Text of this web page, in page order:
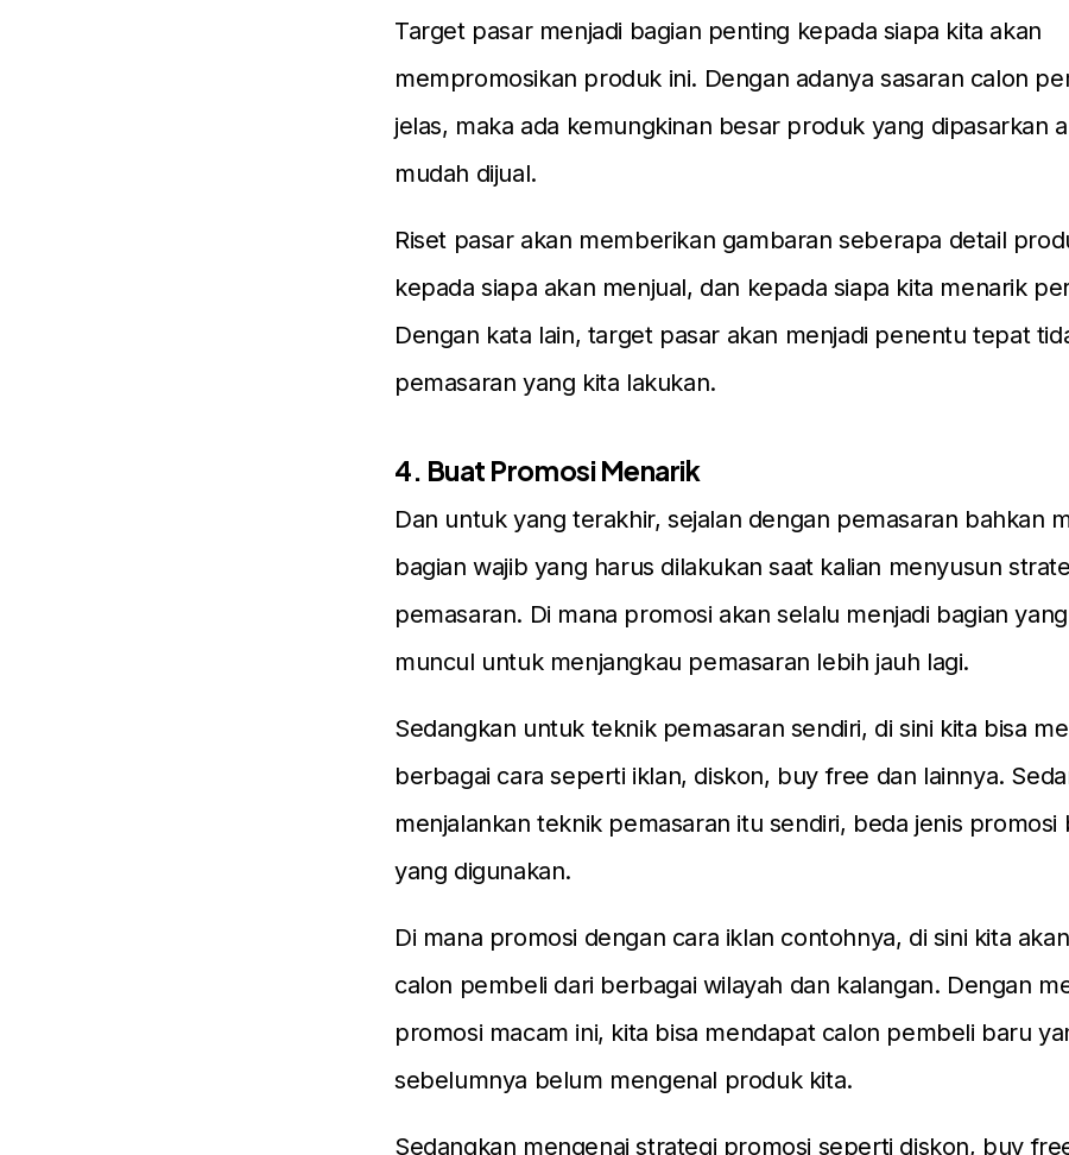
Target pasar menjadi bagian penting kepada siapa kita akan
mempromosikan produk ini. Dengan adanya sasaran calon
jelas, maka ada kemungkinan besar produk yang dipasarkan
mudah dijual.
Riset pasar akan memberikan gambaran seberapa detail
kepada siapa akan menjual, dan kepada siapa kita menarik
Dengan kata lain, target pasar akan menjadi penentu tepat
pemasaran yang kita lakukan.
4. Buat Promosi Menarik
Dan untuk yang terakhir, sejalan dengan pemasaran bahkan
bagian wajib yang harus dilakukan saat kalian menyusun
pemasaran. Di mana promosi akan selalu menjadi bagian
muncul untuk menjangkau pemasaran lebih jauh lagi.
Sedangkan untuk teknik pemasaran sendiri, di sini kita bisa
berbagai cara seperti iklan, diskon, buy free dan lainnya.
menjalankan teknik pemasaran itu sendiri, beda jenis promosi
yang digunakan.
Di mana promosi dengan cara iklan contohnya, di sini kita
calon pembeli dari berbagai wilayah dan kalangan. Dengan
promosi macam ini, kita bisa mendapat calon pembeli baru
sebelumnya belum mengenal produk kita.
Sedangkan mengenai strategi promosi seperti diskon, buy